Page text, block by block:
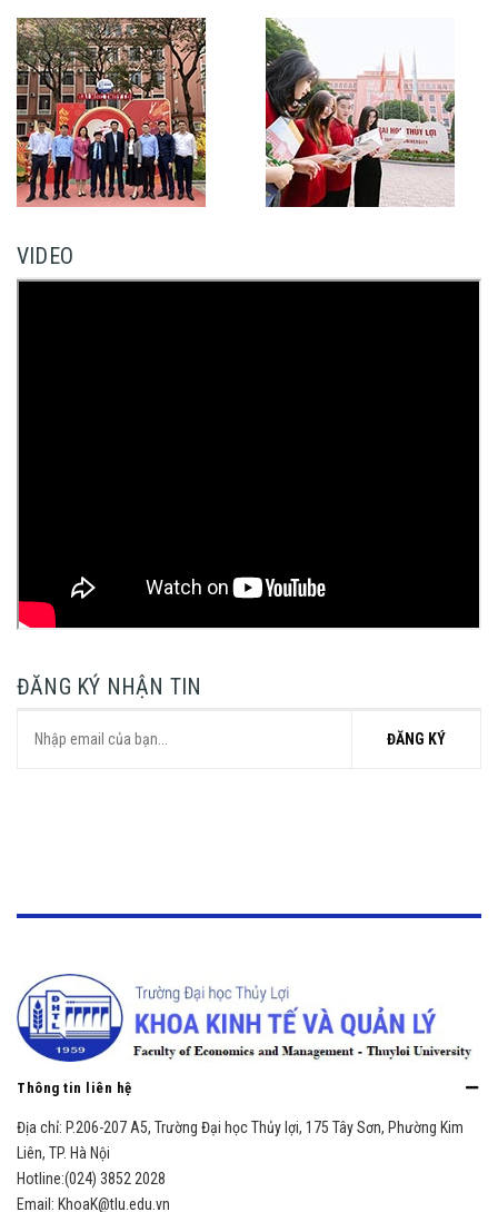
VIDEO
ĐĂNG KÝ NHẬN TIN
ĐĂNG KÝ
Thông tin liên hệ
Địa chỉ: P.206-207 A5, Trường Đại học Thủy lợi, 175 Tây Sơn, Phường Kim
Liên, TP. Hà Nội
Hotline:(024) 3852 2028
Email: KhoaK@tlu.edu.vn